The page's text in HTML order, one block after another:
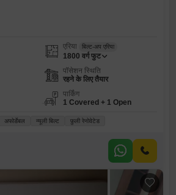
एरिया बिल्ट-अप एरिया
1800 वर्ग फुट
पॉसेशन स्थिति
रहने के लिए तैयार
पार्किंग
1 Covered + 1 Open
अफोर्डेबल न्यूली बिल्ट फ़ुली रेनोवेटेड